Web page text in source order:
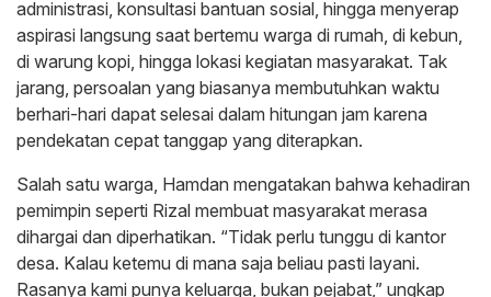
administrasi, konsultasi bantuan sosial, hingga menyerap
aspirasi langsung saat bertemu warga di rumah, di kebun,
di warung kopi, hingga lokasi kegiatan masyarakat. Tak
jarang, persoalan yang biasanya membutuhkan waktu
berhari-hari dapat selesai dalam hitungan jam karena
pendekatan cepat tanggap yang diterapkan.
Salah satu warga, Hamdan mengatakan bahwa kehadiran
pemimpin seperti Rizal membuat masyarakat merasa
dihargai dan diperhatikan. “Tidak perlu tunggu di kantor
desa. Kalau ketemu di mana saja beliau pasti layani.
Rasanya kami punya keluarga, bukan pejabat,” ungkap